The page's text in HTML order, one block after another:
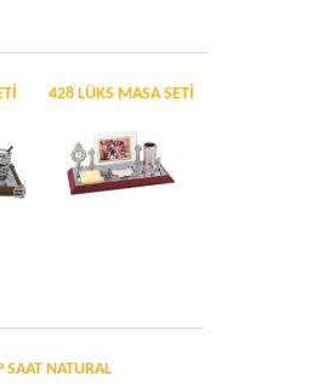
428 LÜKS MASA SETİ
SAAT NATURAL